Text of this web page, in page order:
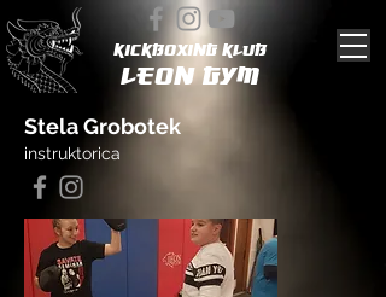
Leon Gym
KICKBOXING KLUB
Stela Grobotek
instruktorica